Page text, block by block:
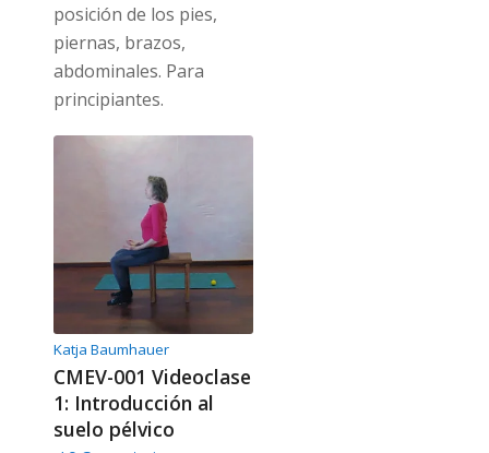
posición de los pies,
piernas, brazos,
abdominales. Para
principiantes.
Katja Baumhauer
CMEV-001 Videoclase
1: Introducción al
suelo pélvico